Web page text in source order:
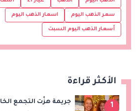
سعر الذهب اليوم اسعار الذهب اليوم
أسعار الذهب اليوم السبت
الأكثر قراءة
1
جريمة هزّت التجمع